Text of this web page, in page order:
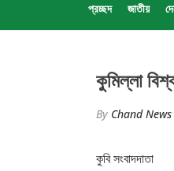
প্রচ্ছদ জাতীয়
কুমিল্লা
By Chand News
কুবি সংবাদদাতা